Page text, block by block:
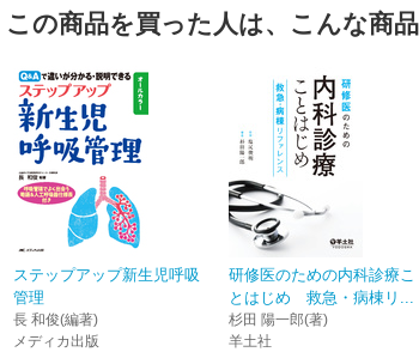
この商品を買った人は、こんな商
ステップアップ新生児呼吸
管理
長 和俊(編著)
メディカ出版
研修医のための内科診療こ
とはじめ 救急・病棟リ...
杉田 陽一郎(著)
羊土社